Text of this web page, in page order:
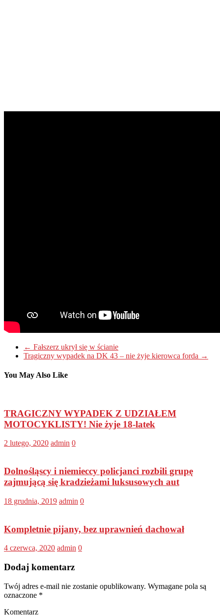
← Fałszerz ukrył się w ścianie
Tragiczny wypadek na DK 43 – nie żyje kierowca forda →
You May Also Like
TRAGICZNY WYPADEK Z UDZIAŁEM
MOTOCYKLISTY! Nie żyje 18-latek
2 lutego, 2020 admin 0
Dolnośląscy i niemieccy policjanci rozbili grupę
zajmującą się kradzieżami luksusowych aut
18 grudnia, 2019 admin 0
Kompletnie pijany, bez uprawnień dachował
4 czerwca, 2020 admin 0
Dodaj komentarz
Twój adres e-mail nie zostanie opublikowany. Wymagane pola są
oznaczone *
Komentarz